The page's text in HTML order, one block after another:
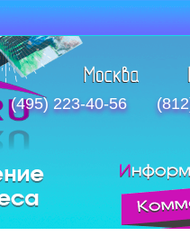
(495) 223-40-56